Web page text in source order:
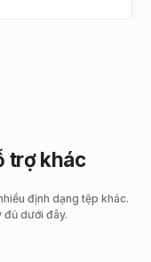
trợ khác
định dạng tệp khác.
đủ dưới đây.